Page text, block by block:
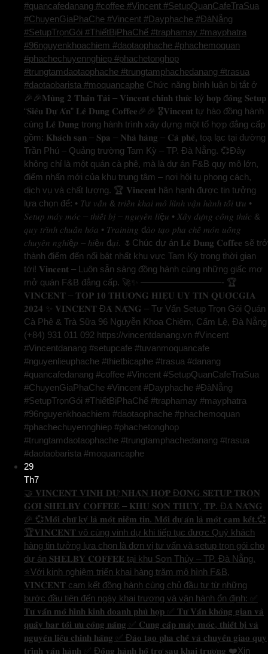
#quancafedanang #coffee #Vincent #SetupQuanCafeTraSua
#ChuyenGiaPhaChe #Vincent #Dayphache #ĐàNẵng
#SetupTrọnGói #ThiếtBịPhaChế #traphamay #mayphatra
#96nguyenkhoachiem #daotaophache #phachemoquan
#phachechuyennghiep #phachetonghop
#trungtamdaotaophache #trungtamphachedanang #trasua
#daotaobarista #moquancaphe Chức năng bình luận bị tắt ở
🎉🎉𝐌𝐮̀𝐧𝐠 𝟐 𝐓𝐡𝐚̂̀𝐧 𝐓𝐚̀𝐢 – 𝐕𝐢𝐧𝐜𝐞𝐧𝐭 𝐜𝐡𝐢́𝐧𝐡 𝐭𝐡𝐮̛́𝐜 𝐤ý 𝐡𝐨̛̣𝐩 đ𝐨̂̀𝐧𝐠 𝐒𝐞𝐭𝐮𝐩
“𝐒𝐢𝐞̂𝐮 𝐃𝐮̛̣ 𝐀́𝐧” 𝐋𝐞̂ 𝐃𝐮𝐧𝐠 𝐂𝐨𝐟𝐟𝐞𝐞🎉🎉 🎖️𝐕𝐢𝐧𝐜𝐞𝐧𝐭 tự hào đồng hành
cùng 𝐋𝐞̂ 𝐃𝐮𝐧𝐠 trong hành trình xây dựng một tổ hợp đẳng cấp
gồm: 𝐊𝐡𝐚́𝐜𝐡 𝐬𝐚̣𝐧 – 𝐒𝐩𝐚 – 𝐍𝐡𝐚̀ 𝐡𝐚̀𝐧𝐠 – 𝐂𝐚̀ 𝐩𝐡𝐞̂, toạ lạc tại đường
Trần Phú – Quảng trường Tam Kỳ – TP. Đà Nẵng. 💞Đây
không chỉ là một quán cà phê, mà là dự án F&B quy mô lớn,
điểm nhấn mới của khu trung tâm – nơi hội tụ phong cách,
dịch vụ và chất lượng. 🏆 𝐕𝐢𝐧𝐜𝐞𝐧𝐭 hân hạnh được tin tưởng
lựa chọn để: • 𝑇ư 𝑣𝑎̂́𝑛 & 𝑡𝑟𝑖𝑒̂̉𝑛 𝑘ℎ𝑎𝑖 𝑚𝑜̂ ℎ𝑖̀𝑛ℎ 𝑣𝑎̣̂𝑛 ℎ𝑎̀𝑛ℎ 𝑡𝑜̂́𝑖 ư𝑢 •
𝑆𝑒𝑡𝑢𝑝 𝑚𝑎́𝑦 𝑚𝑜́𝑐 – 𝑡ℎ𝑖𝑒̂́𝑡 𝑏𝑖̣ – 𝑛𝑔𝑢𝑦𝑒̂𝑛 𝑙𝑖ệ𝑢 • 𝑋𝑎̂𝑦 𝑑𝑢̛̣𝑛𝑔 𝑐𝑜̂𝑛𝑔 𝑡ℎ𝑢̛́𝑐 &
𝑞𝑢𝑦 𝑡𝑟𝑖̀𝑛ℎ 𝑐ℎ𝑢𝑎̂̉𝑛 ℎ𝑜́𝑎 • 𝑇𝑟𝑎𝑖𝑛𝑖𝑛𝑔 đ𝑎̀𝑜 𝑡𝑎̣𝑜 𝑝ℎ𝑎 𝑐ℎ𝑒̂́ 𝑚𝑜́𝑛 𝑢𝑜̂́𝑛𝑔
𝑐ℎ𝑢𝑦𝑒̂𝑛 𝑛𝑔ℎ𝑖ệ𝑝 – ℎ𝑖ệ𝑛 đ𝑎̣𝑖. 🌷Chúc dự án 𝐋𝐞̂ 𝐃𝐮𝐧𝐠 𝐂𝐨𝐟𝐟𝐞𝐞 sẽ trở
thành điểm đến nổi bật nhất khu vực Tam Kỳ trong thời gian
tới! 𝐕𝐢𝐧𝐜𝐞𝐧𝐭 – Luôn sẵn sàng đồng hành cùng những giấc mơ
mở quán F&B đẳng cấp. 🚀✨ —————————- 🏆
𝐕𝐈𝐍𝐂𝐄𝐍𝐓 – 𝐓𝐎𝐏 𝟏𝟎 𝐓𝐇𝐔̛𝐎̛𝐍𝐆 𝐇𝐈𝐄̣̂𝐔 𝐔𝐘 𝐓𝐈́𝐍 𝐐𝐔𝐎̂́𝐂𝐆𝐈𝐀
𝟐𝟎𝟐𝟒 ✨ 𝐕𝐈𝐍𝐂𝐄𝐍𝐓 Đ𝐀̀ 𝐍𝐀̆̃𝐍𝐆 – Tư Vấn Setup Trọn Gói Quán
Cà Phê & Trà Sữa 96 Nguyễn Khoa Chiêm, Cẩm Lệ, Đà Nẵng
(+84) 931 011 092 https://vincentdanang.vn #Vincent
#Vincentdanang #setupcafe #tuvanmoquancafe
#nguyenlieuphache #thietbicaphe #trasua #danang
#quancafedanang #coffee #Vincent #SetupQuanCafeTraSua
#ChuyenGiaPhaChe #Vincent #Dayphache #ĐàNẵng
#SetupTrọnGói #ThiếtBịPhaChế #traphamay #mayphatra
#96nguyenkhoachiem #daotaophache #phachemoquan
#phachechuyennghiep #phachetonghop
#trungtamdaotaophache #trungtamphachedanang #trasua
#daotaobarista #moquancaphe
29
Th7
🤝 𝐕𝐈𝐍𝐂𝐄𝐍𝐓 𝐕𝐈𝐍𝐇 𝐃𝐔̛̣ 𝐍𝐇𝐀̣̂𝐍 𝐇𝐎̛̣𝐏 Đ𝐎̂̀𝐍𝐆 𝐒𝐄𝐓𝐔𝐏 𝐓𝐑𝐎̣𝐍
𝐆𝐎́𝐈 𝐒𝐇𝐄𝐋𝐁𝐘 𝐂𝐎𝐅𝐅𝐄𝐄 – 𝐊𝐇𝐔 𝐒𝐎̛𝐍 𝐓𝐇𝐔̉𝐘, 𝐓𝐏. Đ𝐀̀ 𝐍𝐀̆̃𝐍𝐆
🎉 💞𝐌𝐨̂̃𝐢 𝐜𝐡𝐮̛̃ 𝐤𝐲́ 𝐥𝐚̀ 𝐦𝐨̣̂𝐭 𝐧𝐢𝐞̂̀𝐦 𝐭𝐢𝐧. 𝐌𝐨̂̃𝐢 𝐝𝐮̛̣ 𝐚́𝐧 𝐥𝐚̀ 𝐦𝐨̣̂𝐭 𝐜𝐚𝐦 𝐤𝐞̂́𝐭.💞
🏆𝐕𝐈𝐍𝐂𝐄𝐍𝐓 vô cùng vinh dự khi tiếp tục được Quý khách
hàng tin tưởng lựa chọn là đơn vị tư vấn và setup trọn gói cho
dự án 𝐒𝐇𝐄𝐋𝐁𝐘 𝐂𝐎𝐅𝐅𝐄𝐄 tại khu Sơn Thủy – TP. Đà Nẵng.
⭐️Với kinh nghiệm triển khai hàng trăm mô hình F&B,
𝐕𝐈𝐍𝐂𝐄𝐍𝐓 cam kết đồng hành cùng chủ đầu tư từ những
bước đầu tiên đến ngày khai trương và vận hành ổn định: ✅
𝐓𝐮̛ 𝐯𝐚̂́𝐧 𝐦𝐨̂ 𝐡𝐢̀𝐧𝐡 𝐤𝐢𝐧𝐡 𝐝𝐨𝐚𝐧𝐡 𝐩𝐡𝐮̀ 𝐡𝐨̛̣𝐩 ✅ 𝐓𝐮̛ 𝐕𝐚̂́𝐧 𝐤𝐡𝐨̂𝐧𝐠 𝐠𝐢𝐚𝐧 𝐯𝐚̀
𝐪𝐮𝐚̂̀𝐲 𝐛𝐚𝐫 𝐭𝐨̂́𝐢 𝐮̛𝐮 𝐜𝐨̂𝐧𝐠 𝐧𝐚̆𝐧𝐠 ✅ 𝐂𝐮𝐧𝐠 𝐜𝐚̂́𝐩 𝐦𝐚́𝐲 𝐦𝐨́𝐜, 𝐭𝐡𝐢𝐞̂́𝐭 𝐛𝐢̣ 𝐯𝐚̀
𝐧𝐠𝐮𝐲𝐞̂𝐧 𝐥𝐢𝐞̣̂𝐮 𝐜𝐡𝐢́𝐧𝐡 𝐡𝐚̃𝐧𝐠 ✅ Đ𝐚̀𝐨 𝐭𝐚̣𝐨 𝐩𝐡𝐚 𝐜𝐡𝐞̂́ 𝐯𝐚̀ 𝐜𝐡𝐮𝐲𝐞̂̉𝐧 𝐠𝐢𝐚𝐨 𝐪𝐮𝐲
𝐭𝐫𝐢̀𝐧𝐡 𝐯𝐚̣̂𝐧 𝐡𝐚̀𝐧𝐡 ✅ Đ𝐨̂̀𝐧𝐠 𝐡𝐚̀𝐧𝐡 𝐡𝐨̂̃ 𝐭𝐫𝐨̛̣ 𝐬𝐚𝐮 𝐤𝐡𝐚𝐢 𝐭𝐫𝐮̛𝐨̛𝐧𝐠 ❤️Xin